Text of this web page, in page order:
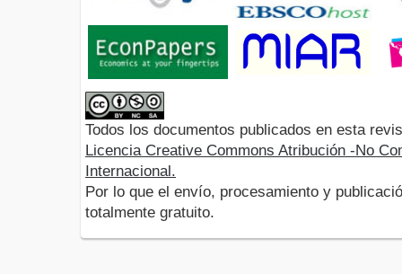
Todos los documentos publicados en esta
Licencia Creative Commons Atribución -No
Internacional.
Por lo que el envío, procesamiento y
totalmente gratuito.